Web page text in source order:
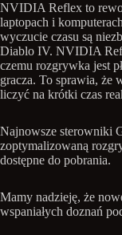
NVIDIA Reflex to
laptopach i
wyczucie czasu są
Diablo IV. NVIDIA
czemu rozgrywka jest
gracza. To sprawia, że
liczyć na krótki czas
Najnowsze sterowniki
zoptymalizowaną
dostępne do pobrania.
Mamy nadzieję, że
wspaniałych doznań